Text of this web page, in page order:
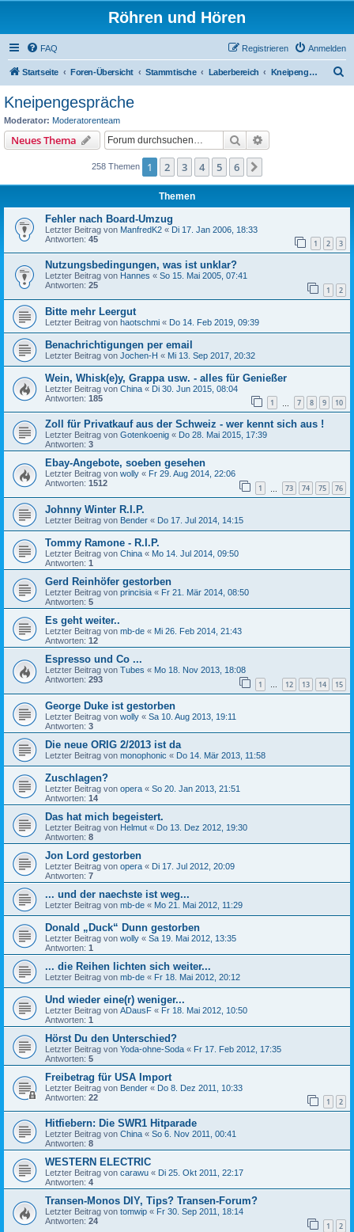
Röhren und Hören
FAQ Anmelden
Registrieren
Startseite Foren-Übersicht Stammtische Laberbereich Kneipengespräche
Kneipengespräche
Moderator: Moderatorenteam
Neues Thema Suche
258 Themen 1 2 3 4 5 6
Themen
Fehler nach Board-Umzug
Letzter Beitrag von ManfredK2 « Di 17. Jan 2006, 18:33
Antworten: 45 1 2 3
Nutzungsbedingungen, was ist unklar?
Letzter Beitrag von Hannes « So 15. Mai 2005, 07:41
Antworten: 25 1 2
Bitte mehr Leergut
Letzter Beitrag von haotschmi « Do 14. Feb 2019, 09:39
Benachrichtigungen per email
Letzter Beitrag von Jochen-H « Mi 13. Sep 2017, 20:32
Wein, Whisk(e)y, Grappa usw. - alles für Genießer
Letzter Beitrag von China « Di 30. Jun 2015, 08:04
Antworten: 185 1 7 8 9 10
Zoll für Privatkauf aus der Schweiz - wer kennt sich aus !
Letzter Beitrag von Gotenkoenig « Do 28. Mai 2015, 17:39
Antworten: 3
Ebay-Angebote, soeben gesehen
Letzter Beitrag von wolly « Fr 29. Aug 2014, 22:06
Antworten: 1512 1 73 74 75 76
Johnny Winter R.I.P.
Letzter Beitrag von Bender « Do 17. Jul 2014, 14:15
Tommy Ramone - R.I.P.
Letzter Beitrag von China « Mo 14. Jul 2014, 09:50
Antworten: 1
Gerd Reinhöfer gestorben
Letzter Beitrag von princisia « Fr 21. Mär 2014, 08:50
Antworten: 5
Es geht weiter..
Letzter Beitrag von mb-de « Mi 26. Feb 2014, 21:43
Antworten: 12
Espresso und Co ...
Letzter Beitrag von Tubes « Mo 18. Nov 2013, 18:08
Antworten: 293 1 … 12 13 14 15
George Duke ist gestorben
Letzter Beitrag von wolly « Sa 10. Aug 2013, 19:11
Antworten: 3
Die neue ORIG 2/2013 ist da
Letzter Beitrag von monophonic « Do 14. Mär 2013, 11:58
Zuschlagen?
Letzter Beitrag von opera « So 20. Jan 2013, 21:51
Antworten: 14
Das hat mich begeistert.
Letzter Beitrag von Helmut « Do 13. Dez 2012, 19:30
Antworten: 8
Jon Lord gestorben
Letzter Beitrag von opera « Di 17. Jul 2012, 20:09
Antworten: 7
... und der naechste ist weg...
Letzter Beitrag von mb-de « Mo 21. Mai 2012, 11:29
Donald „Duck“ Dunn gestorben
Letzter Beitrag von wolly « Sa 19. Mai 2012, 13:35
Antworten: 1
... die Reihen lichten sich weiter...
Letzter Beitrag von mb-de « Fr 18. Mai 2012, 20:12
Und wieder eine(r) weniger...
Letzter Beitrag von ADausF « Fr 18. Mai 2012, 10:50
Antworten: 1
Hörst Du den Unterschied?
Letzter Beitrag von Yoda-ohne-Soda « Fr 17. Feb 2012, 17:35
Antworten: 5
Freibetrag für USA Import
Letzter Beitrag von Bender « Do 8. Dez 2011, 10:33
Antworten: 22 1 2
Hitfiebern: Die SWR1 Hitparade
Letzter Beitrag von China « So 6. Nov 2011, 00:41
Antworten: 8
WESTERN ELECTRIC
Letzter Beitrag von carawu « Di 25. Okt 2011, 22:17
Antworten: 4
Transen-Monos DIY, Tips? Transen-Forum?
Letzter Beitrag von tomwip « Fr 30. Sep 2011, 18:14
Antworten: 24 1 2